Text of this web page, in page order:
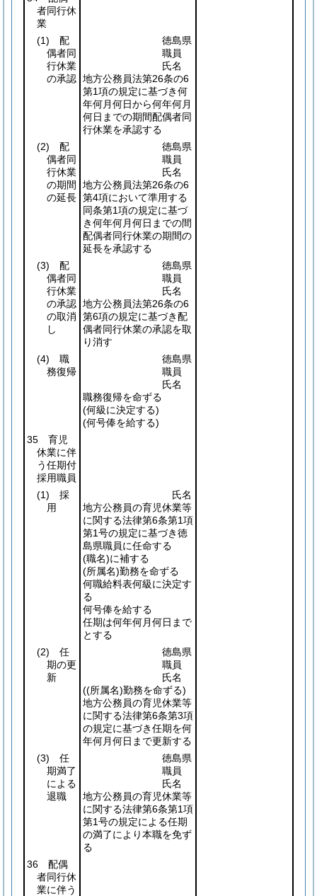
者同行休
業
(1) 配
偶者同
行休業
の承認
徳島県
職員
氏名
地方公務員法第26条の6
第1項の規定に基づき何
年何月何日から何年何月
何日までの期間配偶者同
行休業を承認する
(2) 配
偶者同
行休業
の期間
の延長
徳島県
職員
氏名
地方公務員法第26条の6
第4項において準用する
同条第1項の規定に基づ
き何年何月何日までの間
配偶者同行休業の期間の
延長を承認する
(3) 配
偶者同
行休業
の承認
の取消
し
徳島県
職員
氏名
地方公務員法第26条の6
第6項の規定に基づき配
偶者同行休業の承認を取
り消す
(4) 職
務復帰
徳島県
職員
氏名
職務復帰を命ずる
(何級に決定する)
(何号俸を給する)
35 育児
休業に伴
う任期付
採用職員
(1) 採
用
氏名
地方公務員の育児休業等
に関する法律第6条第1項
第1号の規定に基づき徳
島県職員に任命する
(職名)に補する
(所属名)勤務を命ずる
何職給料表何級に決定す
る
何号俸を給する
任期は何年何月何日まで
とする
(2) 任
期の更
新
徳島県
職員
氏名
((所属名)勤務を命ずる)
地方公務員の育児休業等
に関する法律第6条第3項
の規定に基づき任期を何
年何月何日まで更新する
(3) 任
期満了
による
退職
徳島県
職員
氏名
地方公務員の育児休業等
に関する法律第6条第1項
第1号の規定による任期
の満了により本職を免ず
る
36 配偶
者同行休
業に伴う